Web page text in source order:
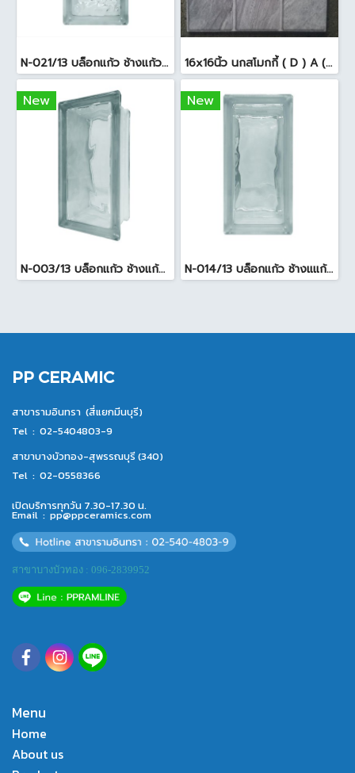
N-021/13 บล็อกแก้ว ช้างแก้ว WOW แก้วประดับฟ้า ( 24X11.5X8cm ) 16x16นิ้ว นกสโมกกี้ ( D ) A (Pack6)
New
N-003/13 บล็อกแก้ว ช้างแก้ว WOW พริ้วแก้ว ( 24x11.5x8cm )
New
N-014/13 บล็อกแก้ว ช้างแแก้ว WOW หยาดเพชร ( 24x11.5x8 cm.)
PP CERAMIC
สาขารามอินทรา (สี่แยกมีนบุรี)
Tel : 02-5404803-9
สาขาบางบัวทอง-สุพรรณบุรี (340)
Tel : 02-0558366
เปิดบริการทุกวัน 7.30-17.30 น.
Email : pp@ppceramics.com
สาขาบางบัวทอง : 096-2839952
Menu
Home
About us